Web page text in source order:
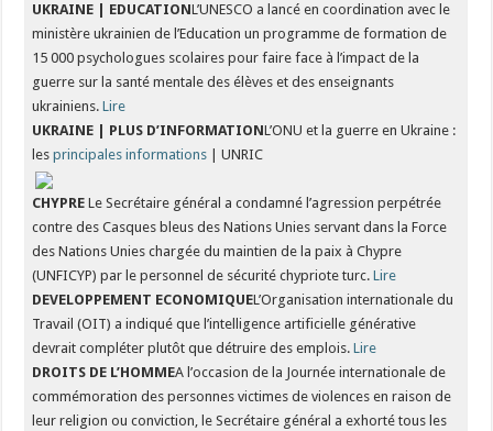
UKRAINE | EDUCATIONL’UNESCO a lancé en coordination avec le
ministère ukrainien de l’Education un programme de formation de
15 000 psychologues scolaires pour faire face à l’impact de la
guerre sur la santé mentale des élèves et des enseignants
ukrainiens.Lire
UKRAINE | PLUS D’INFORMATIONL’ONU et la guerre en Ukraine :
lesprincipales informations | UNRIC
CHYPRE Le Secrétaire général a condamné l’agression perpétrée
contre des Casques bleus des Nations Unies servant dans la Force
des Nations Unies chargée du maintien de la paix à Chypre
(UNFICYP) par le personnel de sécurité chypriote turc.Lire
DEVELOPPEMENT ECONOMIQUEL’Organisation internationale du
Travail (OIT) a indiqué que l’intelligence artificielle générative
devrait compléter plutôt que détruire des emplois.Lire
DROITS DE L’HOMMEA l’occasion de la Journée internationale de
commémoration des personnes victimes de violences en raison de
leur religion ou conviction, le Secrétaire général a exhorté tous les